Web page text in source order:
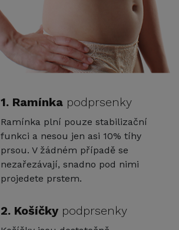
1. Ramínka podprsenky
Ramínka plní pouze stabilizační
funkci a nesou jen asi 10% tíhy
prsou. V žádném případě se
nezařezávají, snadno pod nimi
projedete prstem.
2. Košíčky podprsenky